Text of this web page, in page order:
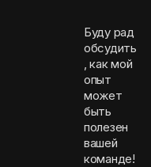
Буду рад
обсудить
, как мой
опыт
может
быть
полезен
вашей
команде!